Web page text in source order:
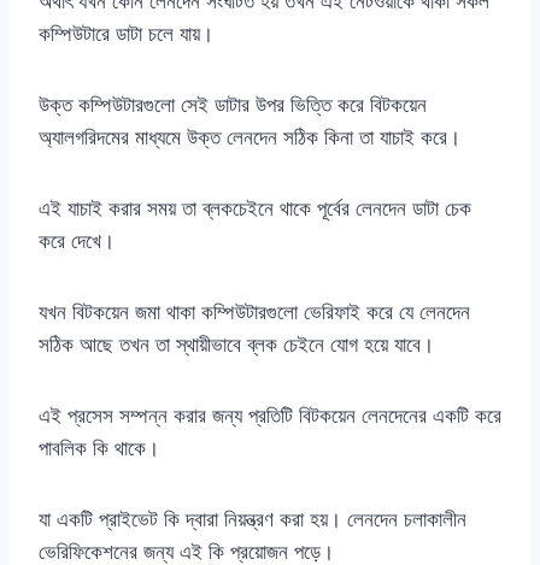
কম্পিউটারে ডাটা চলে যায়।
উক্ত কম্পিউটারগুলো সেই ডাটার উপর ভিত্তি করে বিটকয়েন
অ্যালগরিদমের মাধ্যমে উক্ত লেনদেন সঠিক কিনা তা যাচাই করে।
এই যাচাই করার সময় তা ব্লকচেইনে থাকে পূর্বের লেনদেন ডাটা চেক
করে দেখে।
যখন বিটকয়েন জমা থাকা কম্পিউটারগুলো ভেরিফাই করে যে লেনদেন
সঠিক আছে তখন তা স্থায়ীভাবে ব্লক চেইনে যোগ হয়ে যাবে।
এই প্রসেস সম্পন্ন করার জন্য প্রতিটি বিটকয়েন লেনদেনের একটি করে
পাবলিক কি থাকে।
যা একটি প্রাইভেট কি দ্বারা নিয়ন্ত্রণ করা হয়। লেনদেন চলাকালীন
ভেরিফিকেশনের জন্য এই কি প্রয়োজন পড়ে।